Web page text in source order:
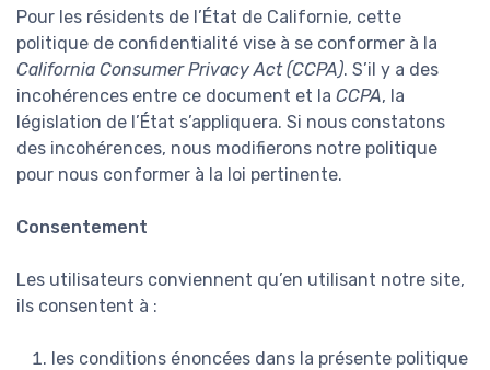
Pour les résidents de l’État de Californie, cette
politique de confidentialité vise à se conformer à la
California Consumer Privacy Act (CCPA). S’il y a des
incohérences entre ce document et la CCPA, la
législation de l’État s’appliquera. Si nous constatons
des incohérences, nous modifierons notre politique
pour nous conformer à la loi pertinente.
Consentement
Les utilisateurs conviennent qu’en utilisant notre site,
ils consentent à :
les conditions énoncées dans la présente politique